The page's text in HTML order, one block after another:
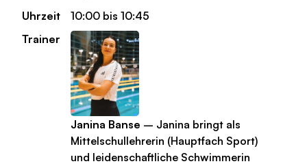
Uhrzeit
10:00 bis 10:45
Trainer
Janina Banse – Janina bringt als
Mittelschullehrerin (Hauptfach Sport)
und leidenschaftliche Schwimmerin